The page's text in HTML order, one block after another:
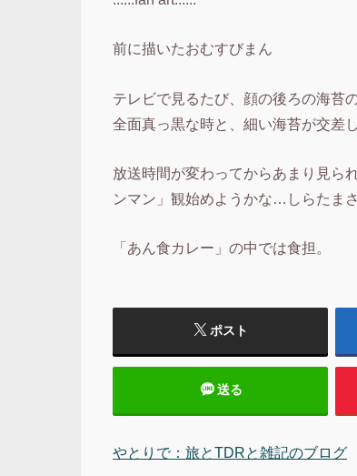
前に描いたおむすびまん
テレビで見るたび、顔の後ろの海苔
全面真っ黒な時と、細い海苔が交差
放送時間が変わってからあまり見ら
ンマン」観始めようかな…しらたま
「あん食カレー」の中では食担。
ポスト
送る
やとりで：旅とTDRと雑記のブログ